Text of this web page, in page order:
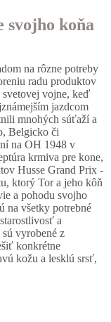
svojho koňa
na rôzne potreby
radu produktov
svetovej vojne, keď
jazdcom
mnohých súťaží a
Belgicko či
na OH 1948 v
krmiva pre kone,
Husse Grand Prix -
ktorý Tor a jeho kôň
a pohodu svojho
na všetky potrebné
a
vyrobené z
konkrétne
kožu a lesklú srsť,